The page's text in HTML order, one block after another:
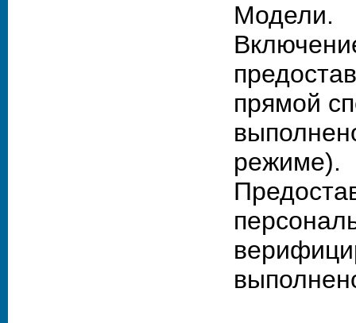
Модели.
прямой
режиме).